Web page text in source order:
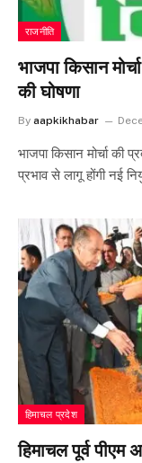
राजनीति
भाजपा किसान
की घोषणा
By aapkikhabar
भाजपा किसान मोर्चा की
प्रभाव से लागू होंगी नई
हिमाचल प्रदेश
हिमाचल पूर्व